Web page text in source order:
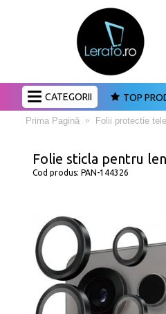
CATEGORII TOP
Prima Pagină Folii protectie
Folie sticla pentru
Cod produs: PAN-144326